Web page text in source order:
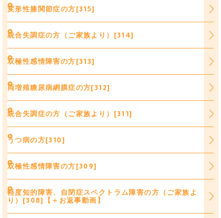
変形性膝関節症の方[315]
統合失調症の方（ご家族より）[314]
双極性感情障害の方[313]
両増殖糖尿病網膜症の方[312]
統合失調症の方（ご家族より）[311]
うつ病の方[310]
双極性感情障害の方[309]
軽度知的障害、自閉症スペクトラム障害の方（ご家族よ
り）[308]【＋お返事動画】